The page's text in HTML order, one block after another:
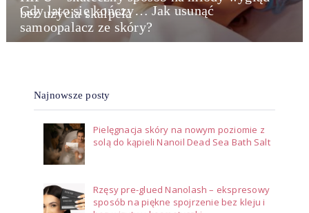
bez użycia skalpela
Gdy lato się kończy… Jak usunąć
samoopalacz ze skóry?
Najnowsze posty
Pielęgnacja skóry na nowym poziomie z
solą do kąpieli Nanoil Dead Sea Bath Salt
Rzęsy pre-glued Nanolash – ekspresowy
sposób na piękne spojrzenie bez kleju i